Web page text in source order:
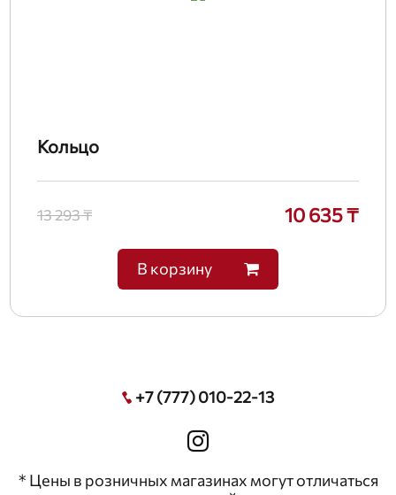
Кольцо
13 293 ₸ 10 635 ₸
В корзину
+7 (777) 010-22-13
* Цены в розничных магазинах могут отличаться